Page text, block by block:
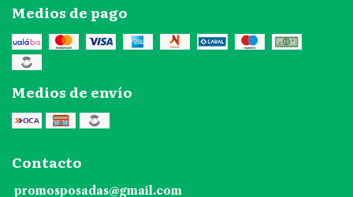
Medios de pago
Medios de envío
Contacto
promosposadas@gmail.com